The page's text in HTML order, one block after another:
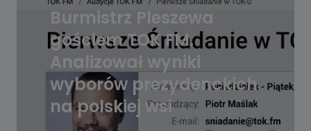
Burmistrz Pleszewa
gościem TOK FM.
Analizował wyniki
wyborów prezydenckich
na polskiej wsi